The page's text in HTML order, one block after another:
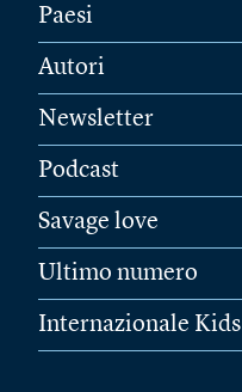
Paesi
Autori
Newsletter
Podcast
Savage love
Ultimo numero
Internazionale Kids